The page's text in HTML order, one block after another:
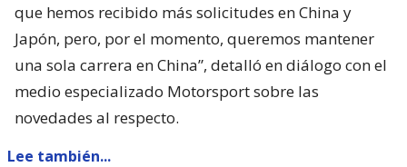
que hemos recibido más solicitudes en China y
Japón, pero, por el momento, queremos mantener
una sola carrera en China”, detalló en diálogo con el
medio especializado Motorsport sobre las
novedades al respecto.
Lee también...